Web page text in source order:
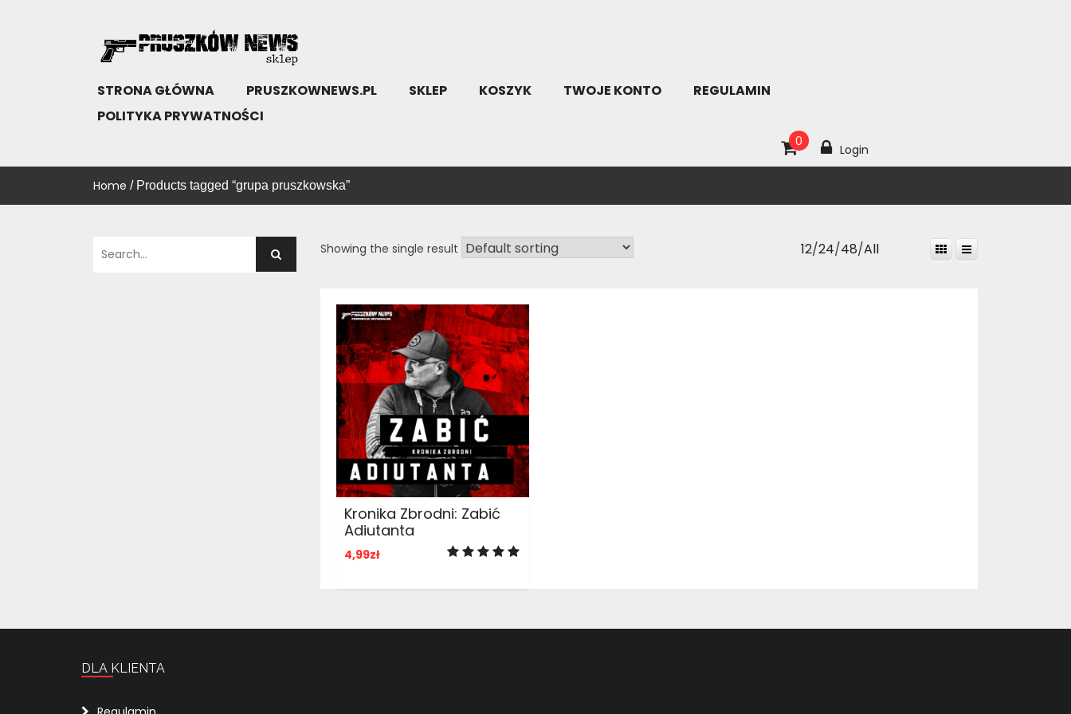
SKLEP PRUSZKÓW NEWS
KUP!
STRONA GŁÓWNA PRUSZKOWNEWS.PL SKLEP KOSZYK TWOJE KONTO
REGULAMIN
POLITYKA PRYWATNOŚCI
0
Login
Home / Products tagged “grupa pruszkowska”
Showing the single result 12/24/48/All
ADD TO CART
Kronika Zbrodni: Zabić
Adiutanta
4,99zł
DLA KLIENTA